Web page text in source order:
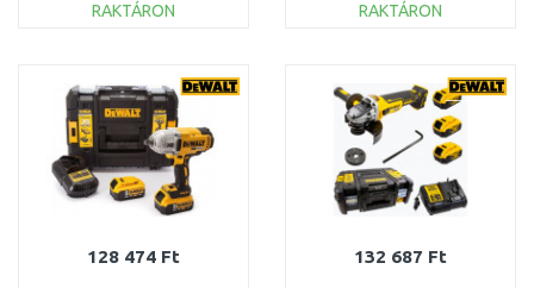
RAKTÁRON
Összehasonlítás
RAKTÁRON
Összehasonlítás
128 474 Ft 132 687 Ft